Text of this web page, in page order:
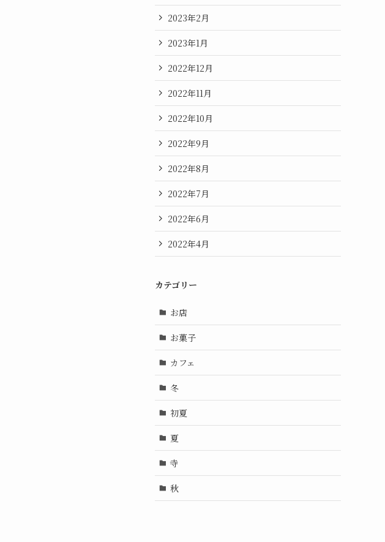
2023年2月
2023年1月
2022年12月
2022年11月
2022年10月
2022年9月
2022年8月
2022年7月
2022年6月
2022年4月
カテゴリー
お店
お菓子
カフェ
冬
初夏
夏
寺
秋